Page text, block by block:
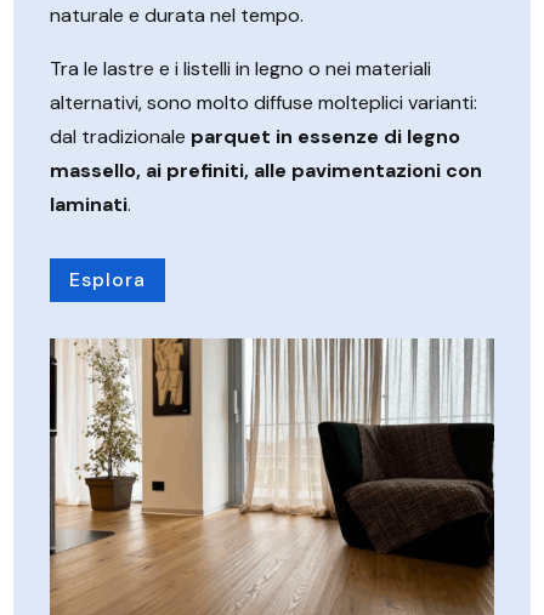
naturale e durata nel tempo.
Tra le lastre e i listelli in legno o nei materiali
alternativi, sono molto diffuse molteplici varianti:
dal tradizionale parquet in essenze di legno
massello, ai prefiniti, alle pavimentazioni con
laminati.
Esplora